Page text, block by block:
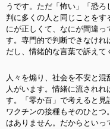
うです。ただ「怖い」「恐
判に多くの人と同じことをす
にが正しくて、なにが間違
す。専門的で判断できなけれ
だし、情緒的な言葉で訴えて
人々を煽り、社会を不安と
人がいます。情緒に流され
す。「零か百」で考えると見
ワクチンの接種もそのひと
はありません。だからとい